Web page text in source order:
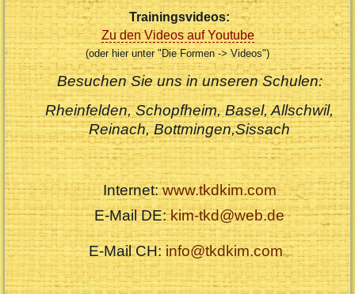
Trainingsvideos:
Zu den Videos auf Youtube
(oder hier unter "Die Formen -> Videos")
Besuchen Sie uns in unseren Schulen:
Rheinfelden,Schopfheim, Basel, Allschwil,
Reinach, Bottmingen,Sissach
Internet:www.tkdkim.com
E-Mail DE:kim-tkd@web.de
E-Mail CH:info@tkdkim.com